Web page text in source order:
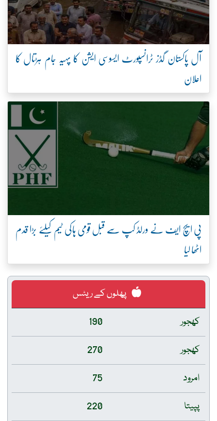
آل پاکستان گڈز ٹرانسپورٹ ایسوسی ایشن کا پہیہ جام ہڑتال کا
اعلان
پی ایچ ایف نے ورلڈ کپ سے قبل قومی ہاکی ٹیم کیلئے بڑا قدم
اٹھا لیا
پھلوں کے ریٹس
کھجور
190
کھجور
270
امرود
75
پپیتا
220